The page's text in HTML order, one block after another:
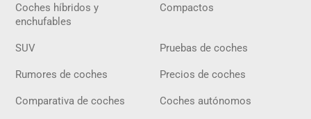
Coches híbridos y
enchufables
Compactos
SUV Pruebas de coches
Rumores de coches Precios de coches
Comparativa de coches Coches autónomos